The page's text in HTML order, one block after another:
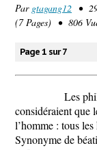
Par gtagang12 •
(7 Pages) • 806
Page 1 sur 7
Les
considéraient que
l’homme : tous
Synonyme de